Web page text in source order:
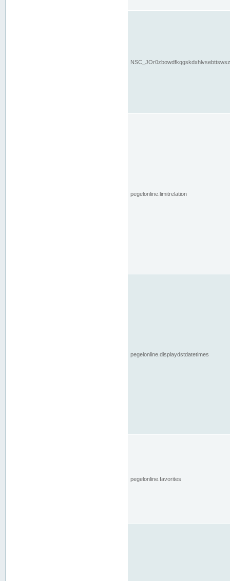
pegelonline.limitrelation
pegelonline.displaydstdatetimes
pegelonline.favorites